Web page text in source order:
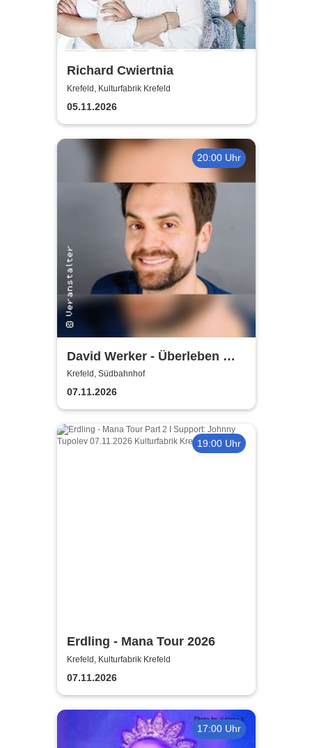
Richard Cwiertnia
Krefeld, Kulturfabrik Krefeld
05.11.2026
20:00 Uhr
David Werker - Überleben mit
40 - Langsam gewöhn' ich
mich an mich!
Krefeld, Südbahnhof
07.11.2026
19:00 Uhr
Erdling - Mana Tour 2026
Krefeld, Kulturfabrik Krefeld
07.11.2026
17:00 Uhr